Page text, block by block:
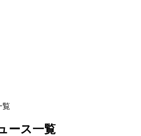
覧
ース一覧